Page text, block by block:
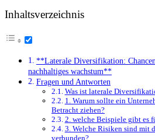
Inhaltsverzeichnis
**Laterale⁢ Diversifikation:
nachhaltiges wachstum**
Fragen und Antworten
Was ⁣ist laterale
1. Warum⁤ sollte ⁤ein
Betracht ziehen?
2. welche Beispiele‌ gibt es
3. Welche Risiken⁤ sind mit
verbunden?